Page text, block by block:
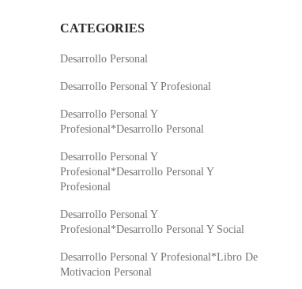
CATEGORIES
Desarrollo Personal
Desarrollo Personal Y Profesional
Desarrollo Personal Y
Profesional*Desarrollo Personal
Desarrollo Personal Y
Profesional*Desarrollo Personal Y
Profesional
Desarrollo Personal Y
Profesional*Desarrollo Personal Y Social
Desarrollo Personal Y Profesional*Libro De
Motivacion Personal